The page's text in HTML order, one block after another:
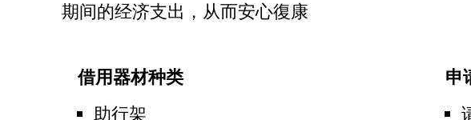
期间的经济支出，从而安心復康
借用器材种类
助行架
申